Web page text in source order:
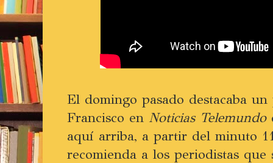
El domingo pasado destacaba
Francisco en Noticias Telemundo
aquí arriba, a partir del minuto
recomienda a los periodistas que